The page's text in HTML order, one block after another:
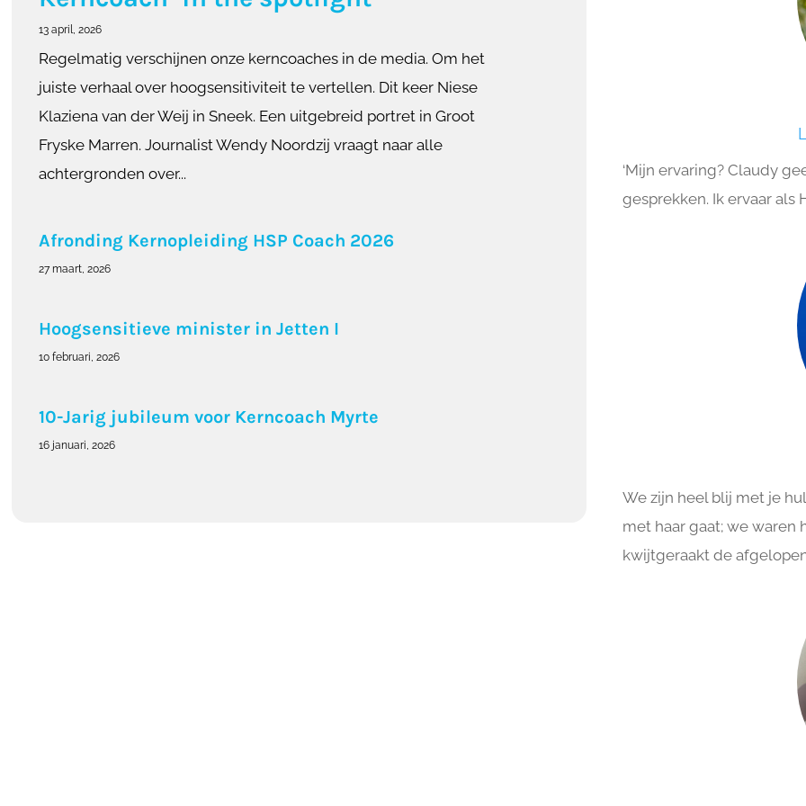
13 april, 2026
Regelmatig verschijnen onze kerncoaches in de media. Om het
juiste verhaal over hoogsensitiviteit te vertellen. Dit keer Niese
Klaziena van der Weij in Sneek. Een uitgebreid portret in Groot
Fryske Marren. Journalist Wendy Noordzij vraagt naar alle
achtergronden over...
Afronding Kernopleiding HSP Coach 2026
27 maart, 2026
Hoogsensitieve minister in Jetten I
10 februari, 2026
10-Jarig jubileum voor Kerncoach Myrte
16 januari, 2026
‘Mijn ervaring? Claudy
gesprekken. Ik ervaar als
We zijn heel blij met je
met haar gaat; we
kwijtgeraakt de